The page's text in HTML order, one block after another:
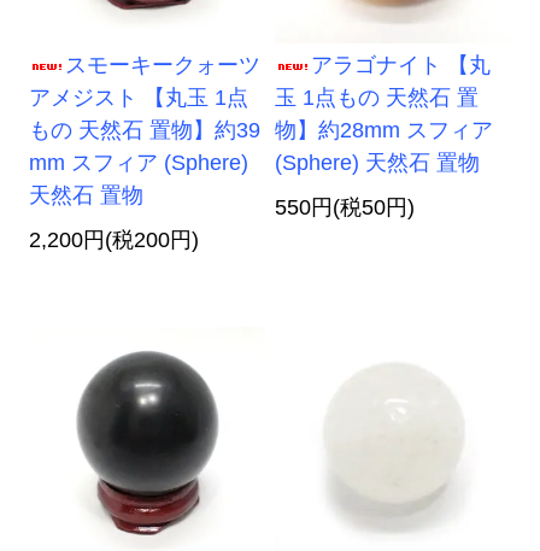
スモーキークォーツ
アメジスト 【丸玉 1点
もの 天然石 置物】約39
mm スフィア (Sphere)
天然石 置物
2,200円(税200円)
アラゴナイト 【丸
玉 1点もの 天然石 置
物】約28mm スフィア
(Sphere) 天然石 置物
550円(税50円)